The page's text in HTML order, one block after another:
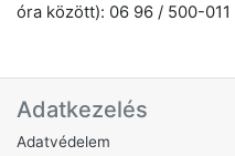
óra között): 06 96 / 500-011
Adatkezelés
Adatvédelem